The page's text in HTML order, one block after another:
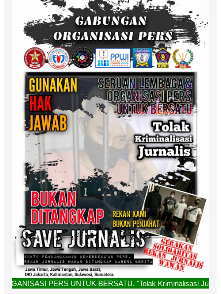
UNTUK BERSATU. "Tolak Kriminalisasi Jurnalis, Rekan